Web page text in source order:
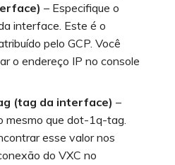
– Especifique o
interface. Este é o
pelo GCP. Você
o endereço IP no console
(tag da interface) –
mesmo que dot-1q-tag.
esse valor nos
do VXC no